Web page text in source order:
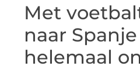
Met
naar
helemaal